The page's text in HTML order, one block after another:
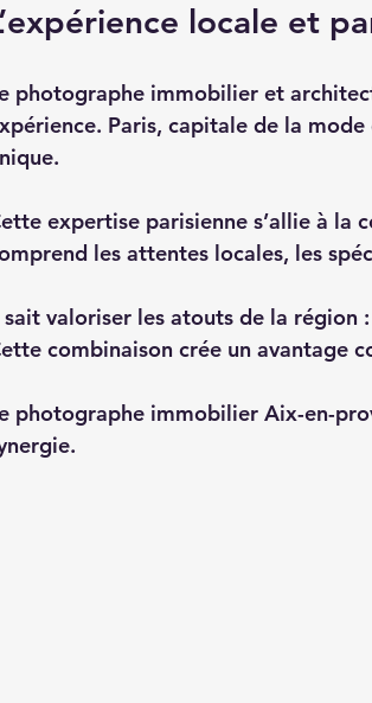
locale et
photographe immobilier et
Paris, capitale de la
expertise parisienne s’allie à la
les attentes locales, les
sait valoriser les atouts de la région
combinaison crée un avantage
photographe immobilier Aix-en-